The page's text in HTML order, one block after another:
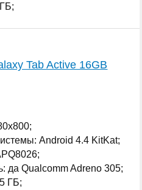
Tab Active 16GB
Android 4.4 KitKat;
да Qualcomm Adreno 305;
ГБ;